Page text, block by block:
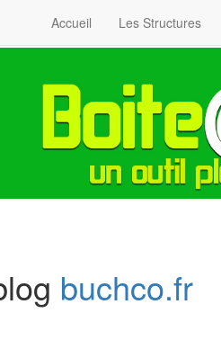
Accueil Les Structures
buchco.fr